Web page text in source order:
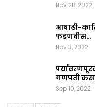
Nov 28, 2022
आषाढी-
फडणवीस…
Nov 3, 2022
गणपती
Sep 10, 2022